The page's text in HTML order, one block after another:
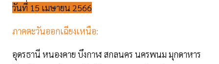
วันที่ 15 เมษายน 2566
ภาคตะวันออกเฉียงเหนือ:
อุดรธานี หนองคาย บึงกาฬ สกลนคร นครพนม มุกดาหาร